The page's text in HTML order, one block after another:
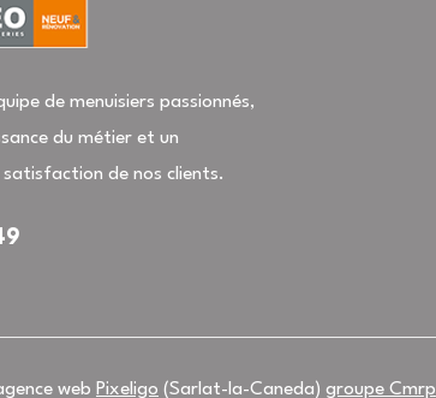
de menuisiers passionnés,
du métier et un
de nos clients.
web Pixeligo (Sarlat-la-Caneda) groupe Cmrp